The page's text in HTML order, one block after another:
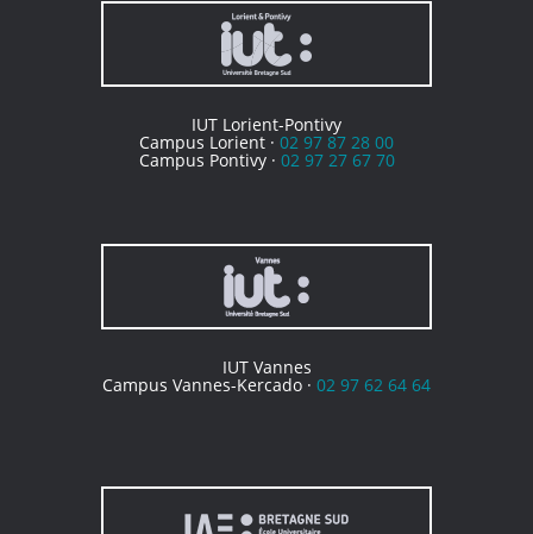
IUT Lorient-Pontivy
Campus Lorient · 02 97 87 28 00
Campus Pontivy · 02 97 27 67 70
IUT Vannes
Campus Vannes-Kercado · 02 97 62 64 64